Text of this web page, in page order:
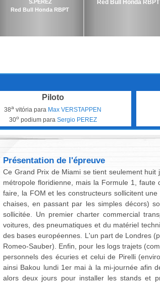
S.PEREZ
Red Bull Honda RBPT
Red Bull Honda RBPT
Piloto
38a vitória para Max VERSTAPPEN
30o podium para Sergio PEREZ
Présentation de l'épreuve
Ce Grand Prix de Miami se tient seulement
métropole floridienne, mais la Formule 1,
faire, la FOM et les constructeurs sollicitent
chaises, en passant par les simples décors)
sollicitée. Un premier charter commercial
voitures, des pneumatiques et du matériel
des bases européennes. L'un part de Londres
Romeo-Sauber). Enfin, pour les logs trajets
personnels des écuries et celui de Pirelli
ainsi Bakou lundi 1er mai à la mi-journée afin
alors deux jours pour installer les stands et